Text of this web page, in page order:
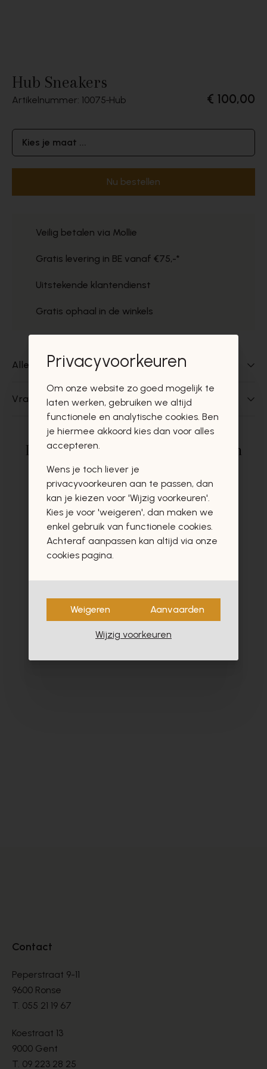
Hub Sneakers
Artikelnummer: 10075 Hub € 100,00
Kies je maat ...
Nu bestellen
Veilig betalen via Mollie
Gratis levering in BE vanaf €75,-*
Uitstekende klantendienst
Gratis ophaal in de winkels
Alles over dit product
Vragen over dit product?
Deze producten zullen u zeker en
vast ook interesseren
- 60%
Contact
Peperstraat 9-11
9600 Ronse
T. 055 21 19 67
Koestraat 13
9000 Gent
T. 09 223 28 25
Privacyvoorkeuren
Om onze website zo goed mogelijk te
laten werken, gebruiken we altijd
functionele en analytische cookies. Ben
je hiermee akkoord kies dan voor alles
accepteren.
Wens je toch liever je
privacyvoorkeuren aan te passen, dan
kan je kiezen voor 'Wijzig voorkeuren'.
Kies je voor 'weigeren', dan maken we
enkel gebruik van functionele cookies.
Achteraf aanpassen kan altijd via onze
cookies pagina.
Weigeren Aanvaarden
Wijzig voorkeuren